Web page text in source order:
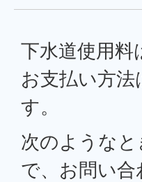
下水道使用
お支払い方
す。
次のような
で、お問い合